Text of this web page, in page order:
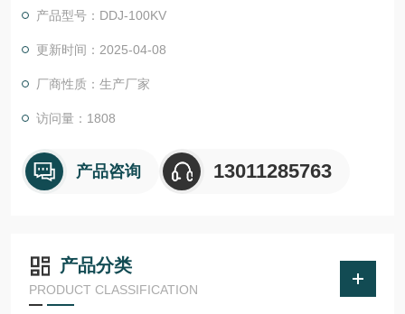
产品型号：DDJ-100KV
更新时间：2025-04-08
厂商性质：生产厂家
访问量：1808
产品咨询 13011285763
产品分类
PRODUCT CLASSIFICATION